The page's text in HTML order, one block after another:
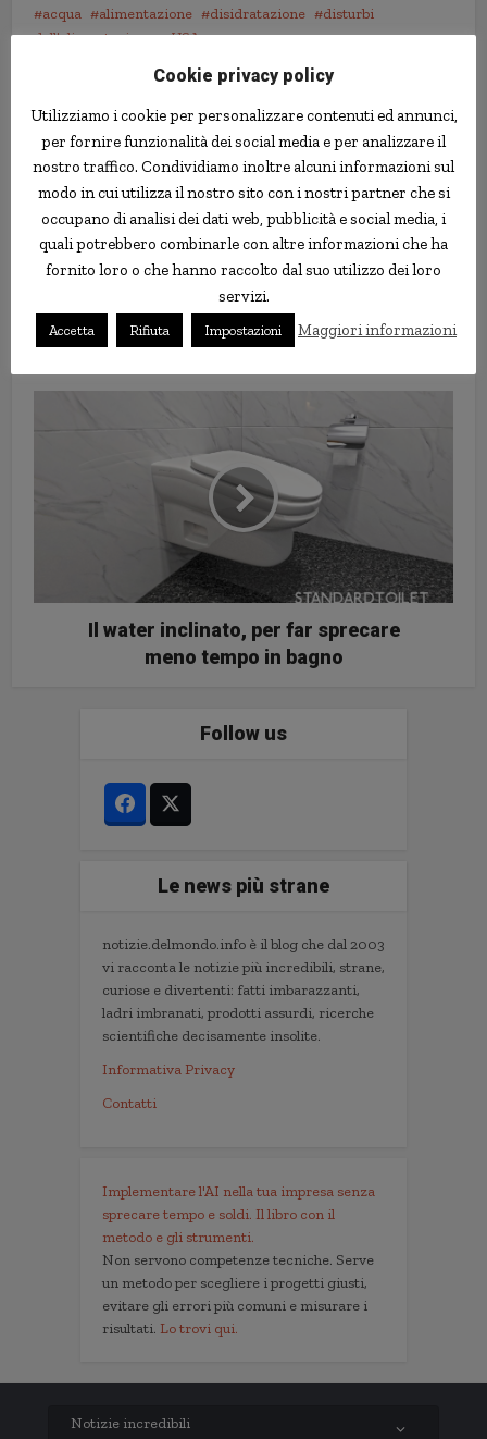
acqua alimentazione disidratazione
disturbi
dell'alimentazione
USA
Diventa ricco riprendendosi
Il water inclinato, per far sprecare
meno tempo in bagno
Follow us
Le news più strane
notizie.delmondo.info è il blog che dal 2003
vi racconta le notizie più incredibili, strane,
curiose e divertenti: fatti imbarazzanti,
ladri imbranati, prodotti assurdi, ricerche
scientifiche decisamente insolite.
Informativa Privacy
Contatti
Implementare l'AI nella tua impresa senza
sprecare tempo e soldi. Il libro con il
metodo e gli strumenti.
Non servono competenze tecniche. Serve
un metodo per scegliere i progetti giusti,
evitare gli errori più comuni e misurare i
risultati. Lo trovi qui.
Notizie incredibili
Cookie privacy policy
Utilizziamo i cookie per personalizzare contenuti ed annunci,
per fornire funzionalità dei social media e per analizzare il
nostro traffico. Condividiamo inoltre alcuni informazioni sul
modo in cui utilizza il nostro sito con i nostri partner che si
occupano di analisi dei dati web, pubblicità e social media, i
quali potrebbero combinarle con altre informazioni che ha
fornito loro o che hanno raccolto dal suo utilizzo dei loro
servizi.
Accetta Rifiuta Impostazioni Maggiori informazioni